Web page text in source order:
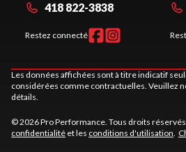
418 822-3838
Restez connecté
Les données affichées sont à titre indicatif
considérées comme contractuelles. Veuillez
détails.
© 2026 Pro Performance. Tous droits
confidentialité et les conditions d'utilisation.